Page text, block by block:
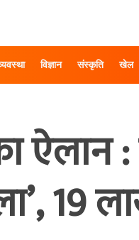
विज्ञान संस्कृति खेल
ऐलान :
19